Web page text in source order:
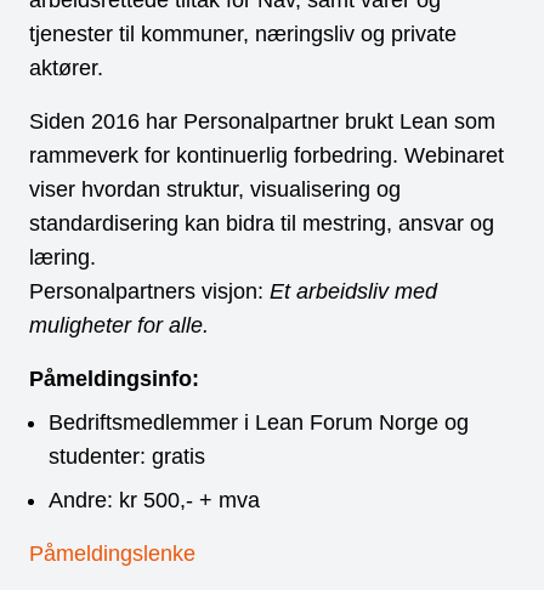
tjenester til kommuner, næringsliv og private
aktører.
Siden 2016 har Personalpartner brukt Lean som
rammeverk for kontinuerlig forbedring. Webinaret
viser hvordan struktur, visualisering og
standardisering kan bidra til mestring, ansvar og
læring.
Personalpartners visjon: Et arbeidsliv med
muligheter for alle.
Påmeldingsinfo:
Bedriftsmedlemmer i Lean Forum Norge og
studenter: gratis
Andre: kr 500,- + mva
Påmeldingslenke